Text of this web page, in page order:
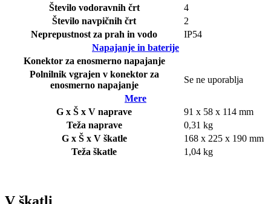
Število vodoravnih črt
4
Število navpičnih črt
2
Neprepustnost za prah in vodo
IP54
Napajanje in baterije
Konektor za enosmerno napajanje
Polnilnik vgrajen v konektor za
enosmerno napajanje
Se ne uporablja
Mere
G x Š x V naprave
91 x 58 x 114 mm
Teža naprave
0,31 kg
G x Š x V škatle
168 x 225 x 190 mm
Teža škatle
1,04 kg
V škatli